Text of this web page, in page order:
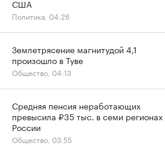
США
Политика, 04:26
Землетрясение магнитудой 4,1
произошло в Туве
Общество, 04:13
Средняя пенсия неработающих
превысила ₽35 тыс. в семи регионах
России
Общество, 03:55